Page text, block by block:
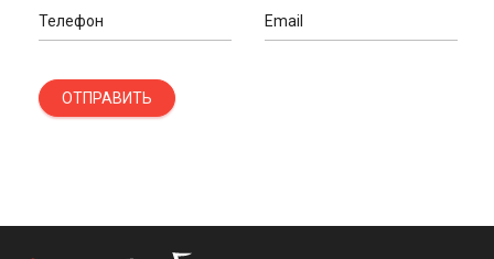
Телефон Email
ОТПРАВИТЬ